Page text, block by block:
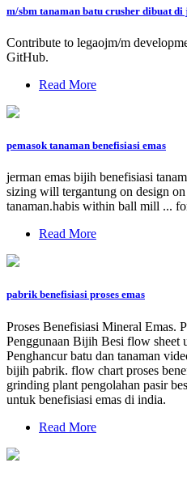
m/sbm tanaman batu crusher dibuat
Contribute to legaojm/m
GitHub.
Read More
pemasok tanaman benefisiasi emas
jerman emas bijih benefisiasi
sizing will tergantung on design
tanaman.habis within ball mill ...
Read More
pabrik benefisiasi proses emas
Proses Benefisiasi Mineral Emas.
Penggunaan Bijih Besi flow sheet
Penghancur batu dan tanaman
bijih pabrik. flow chart proses
grinding plant pengolahan pasir
untuk benefisiasi emas di india.
Read More